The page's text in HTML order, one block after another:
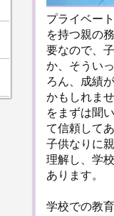
プライベー
を持つ親の
要なので、
か、そうい
ろん、成績
かもしれま
をまずは聞
て信頼して
子供なりに
理解し、学
あります。
学校での教